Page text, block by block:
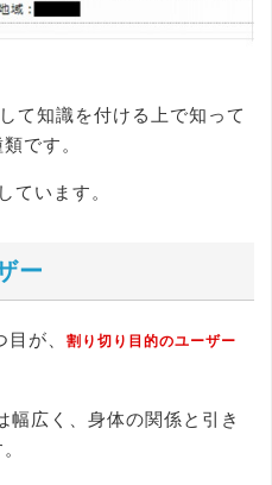
て知識を付ける上で知って
です。
ています。
ー
が、 割り切り目的のユーザー
幅広く、身体の関係と引き